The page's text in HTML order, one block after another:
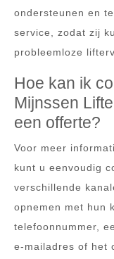
ondersteunen en
service, zodat zij
probleemloze
Hoe kan ik
Mijnssen
een offerte?
Voor meer
kunt u eenvoudig
verschillende
opnemen met hun
telefoonnummer,
e-mailadres of het